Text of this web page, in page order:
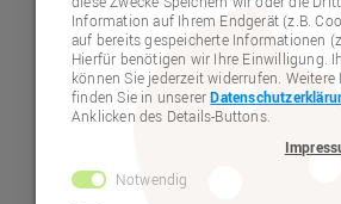
Information auf Ihrem Endgerät (z.B.
auf bereits gespeicherte Informationen
Hierfür benötigen wir Ihre Einwilligung.
können Sie jederzeit widerrufen.
finden Sie in unserer
Anklicken des Details-Buttons.
Notwendig